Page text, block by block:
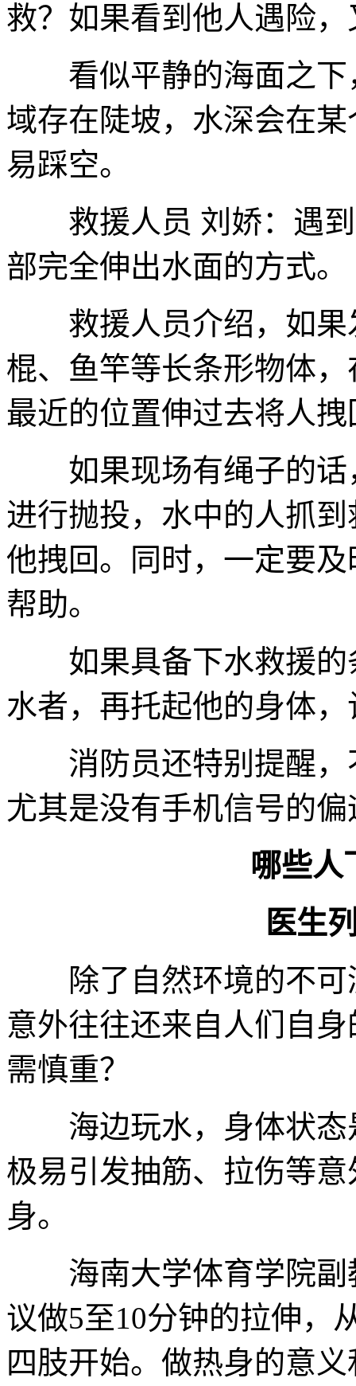
救？如果看到他人遇险
看似平静的海面之下
域存在陡坡，水深会在
易踩空。
救援人员 刘娇：遇到
部完全伸出水面的方式。
救援人员介绍，如果
棍、鱼竿等长条形物体
最近的位置伸过去将人
如果现场有绳子的话
进行抛投，水中的人抓
他拽回。同时，一定要
帮助。
如果具备下水救援的
水者，再托起他的身体
消防员还特别提醒，
尤其是没有手机信号的
哪些人
医生
除了自然环境的不可
意外往往还来自人们自
需慎重？
海边玩水，身体状态
极易引发抽筋、拉伤等
身。
海南大学体育学院副
议做5至10分钟的拉伸，
四肢开始。做热身的意